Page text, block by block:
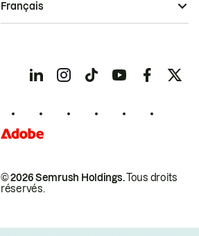
© 2026 Semrush Holdings.Tous droits
réservés.
Français